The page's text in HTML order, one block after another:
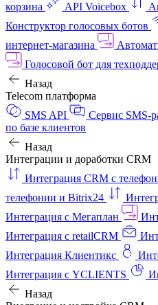
корзина
API Voicebox
Конструктор голосовых ботов
интернет‑магазина
Голосовой бот для
Назад
Telecom платформа
SMS API
Сервис SMS-
по базе клиентов
Назад
Интеграции и доработки CRM
Интеграция CRM с
телефонии и Bitrix24
Интеграция с Мегаплан
Интеграция с retailCRM
Интеграция Клиентикс
Интеграция с YCLIENTS
Назад